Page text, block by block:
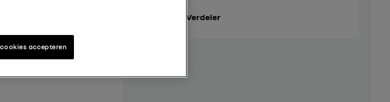
Verdeler
cookies accepteren